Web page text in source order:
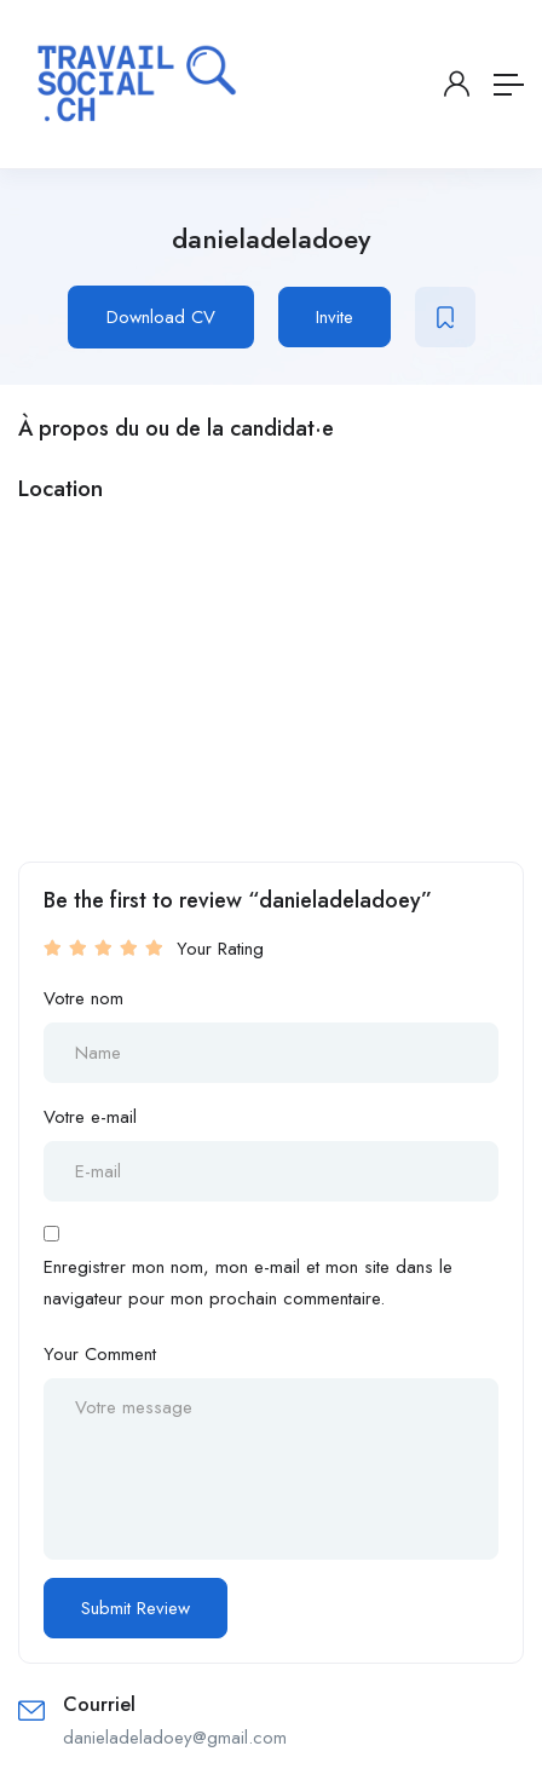
danieladeladoey
Download CV Invite
À propos du ou de la candidat·e
Location
Be the first to review “danieladeladoey”
Your Rating
Votre nom
Votre e-mail
Enregistrer mon nom, mon e-mail et mon site dans le
navigateur pour mon prochain commentaire.
Your Comment
Courriel
danieladeladoey@gmail.com